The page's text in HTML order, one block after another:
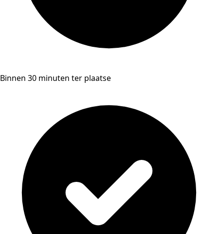
Binnen 30 minuten ter plaatse